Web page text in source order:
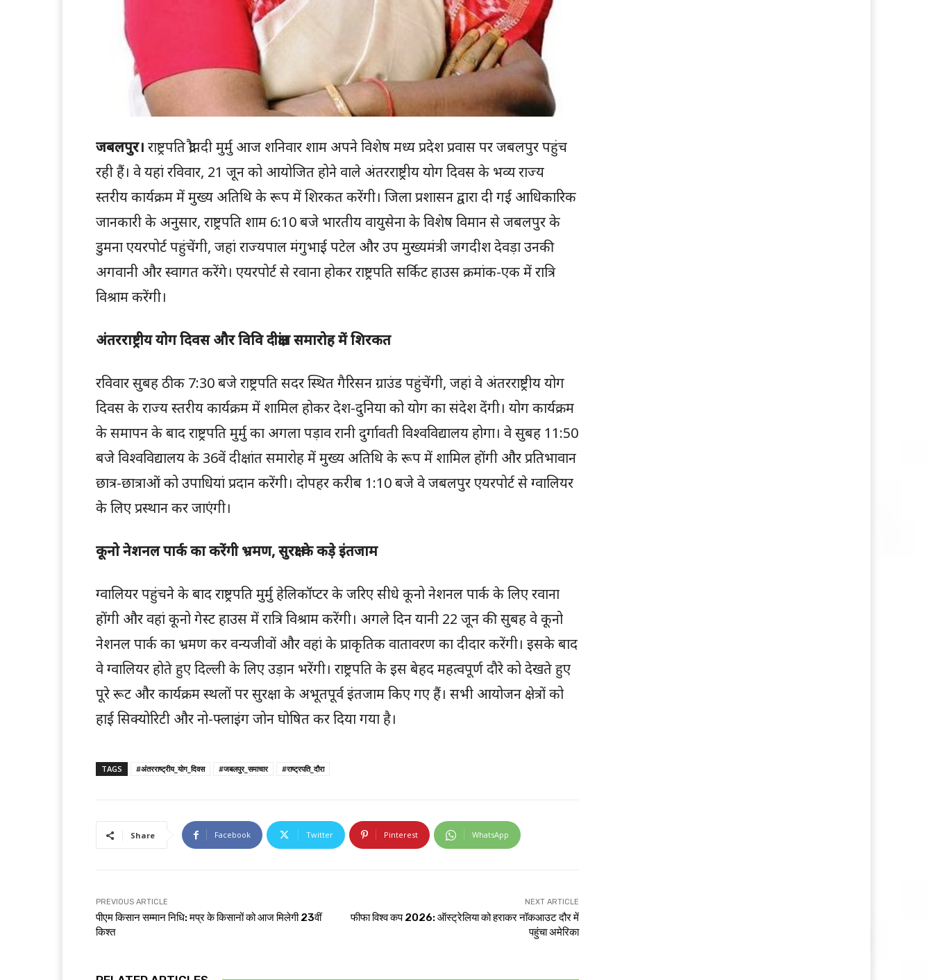
जबलपुर। राष्ट्रपति द्रौपदी मुर्मु आज शनिवार शाम अपने विशेष मध्य प्रदेश प्रवास पर जबलपुर पहुंच
रही हैं। वे यहां रविवार, 21 जून को आयोजित होने वाले अंतरराष्ट्रीय योग दिवस के भव्य राज्य
स्तरीय कार्यक्रम में मुख्य अतिथि के रूप में शिरकत करेंगी। जिला प्रशासन द्वारा दी गई आधिकारिक
जानकारी के अनुसार, राष्ट्रपति शाम 6:10 बजे भारतीय वायुसेना के विशेष विमान से जबलपुर के
डुमना एयरपोर्ट पहुंचेंगी, जहां राज्यपाल मंगुभाई पटेल और उप मुख्यमंत्री जगदीश देवड़ा उनकी
अगवानी और स्वागत करेंगे। एयरपोर्ट से रवाना होकर राष्ट्रपति सर्किट हाउस क्रमांक-एक में रात्रि
विश्राम करेंगी।
अंतरराष्ट्रीय योग दिवस और विवि दीक्षांत समारोह में शिरकत
रविवार सुबह ठीक 7:30 बजे राष्ट्रपति सदर स्थित गैरिसन ग्राउंड पहुंचेंगी, जहां वे अंतरराष्ट्रीय योग
दिवस के राज्य स्तरीय कार्यक्रम में शामिल होकर देश-दुनिया को योग का संदेश देंगी। योग कार्यक्रम
के समापन के बाद राष्ट्रपति मुर्मु का अगला पड़ाव रानी दुर्गावती विश्वविद्यालय होगा। वे सुबह 11:50
बजे विश्वविद्यालय के 36वें दीक्षांत समारोह में मुख्य अतिथि के रूप में शामिल होंगी और प्रतिभावान
छात्र-छात्राओं को उपाधियां प्रदान करेंगी। दोपहर करीब 1:10 बजे वे जबलपुर एयरपोर्ट से ग्वालियर
के लिए प्रस्थान कर जाएंगी।
कूनो नेशनल पार्क का करेंगी भ्रमण, सुरक्षा के कड़े इंतजाम
ग्वालियर पहुंचने के बाद राष्ट्रपति मुर्मु हेलिकॉप्टर के जरिए सीधे कूनो नेशनल पार्क के लिए रवाना
होंगी और वहां कूनो गेस्ट हाउस में रात्रि विश्राम करेंगी। अगले दिन यानी 22 जून की सुबह वे कूनो
नेशनल पार्क का भ्रमण कर वन्यजीवों और वहां के प्राकृतिक वातावरण का दीदार करेंगी। इसके बाद
वे ग्वालियर होते हुए दिल्ली के लिए उड़ान भरेंगी। राष्ट्रपति के इस बेहद महत्वपूर्ण दौरे को देखते हुए
पूरे रूट और कार्यक्रम स्थलों पर सुरक्षा के अभूतपूर्व इंतजाम किए गए हैं। सभी आयोजन क्षेत्रों को
हाई सिक्योरिटी और नो-फ्लाइंग जोन घोषित कर दिया गया है।
TAGS #अंतरराष्ट्रीय_योग_दिवस #जबलपुर_समाचार #राष्ट्रपति_दौरा
Share Facebook Twitter Pinterest WhatsApp
PREVIOUS ARTICLE
पीएम किसान सम्मान निधि: मप्र के किसानों को आज मिलेगी 23वीं
किश्त
NEXT ARTICLE
फीफा विश्व कप 2026: ऑस्ट्रेलिया को हराकर नॉकआउट दौर में
पहुंचा अमेरिका